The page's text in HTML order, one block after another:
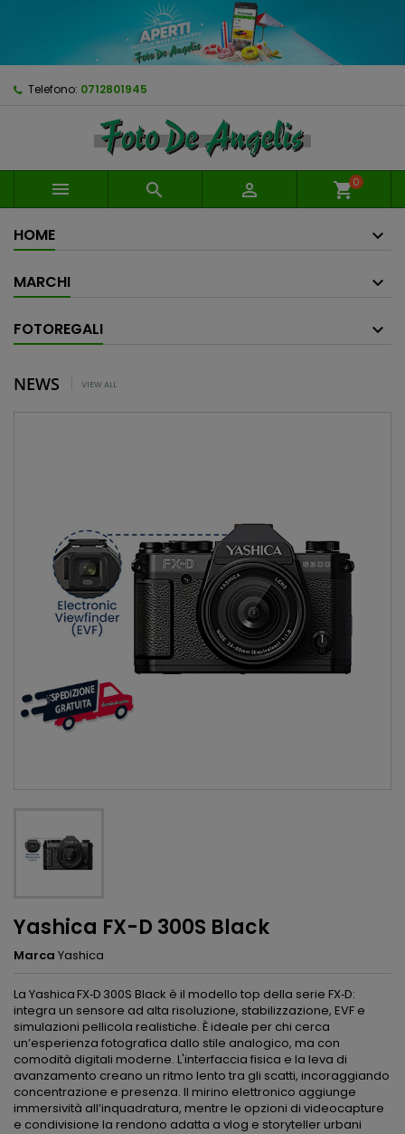
Telefono: 0712801945
   shopping_cart0
HOME
MARCHI
FOTOREGALI
NEWS VIEW ALL
Yashica FX-D 300S Black
Marca Yashica
La Yashica FX‑D 300S Black è il modello top della serie FX‑D:
integra un sensore ad alta risoluzione, stabilizzazione, EVF e
simulazioni pellicola realistiche. È ideale per chi cerca
un’esperienza fotografica dallo stile analogico, ma con
comodità digitali moderne. L'interfaccia fisica e la leva di
avanzamento creano un ritmo lento tra gli scatti, incoraggiando
concentrazione e presenza. Il mirino elettronico aggiunge
immersività all’inquadratura, mentre le opzioni di videocapture
e condivisione la rendono adatta a vlog e storyteller urbani